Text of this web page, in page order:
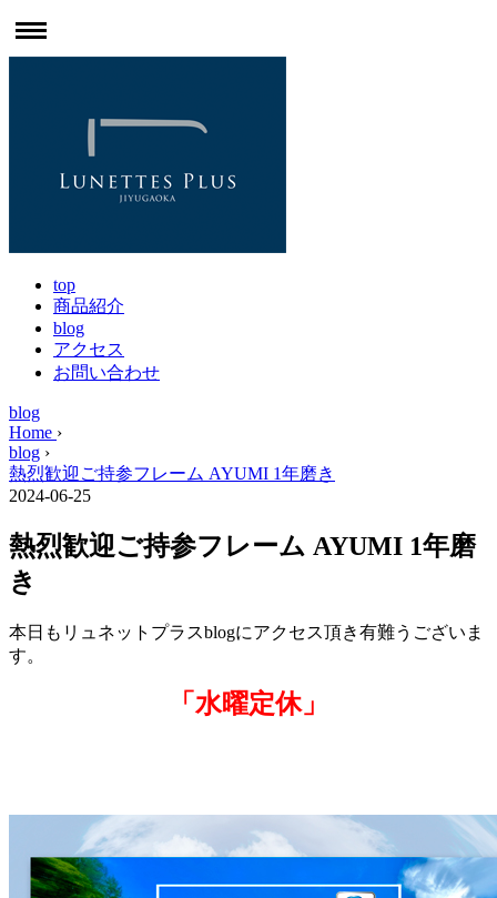
top
商品紹介
blog
アクセス
お問い合わせ
blog
Home ›
blog ›
熱烈歓迎ご持参フレーム AYUMI 1年磨き
2024-06-25
熱烈歓迎ご持参フレーム AYUMI 1年磨
き
本日もリュネットプラスblogにアクセス頂き有難うございま
す。
「水曜定休」